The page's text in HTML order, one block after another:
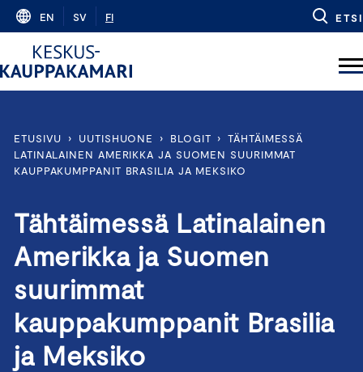
Skip
content
EN SV FI ETSI
ETUSIVU › UUTISHUONE › BLOGIT › TÄHTÄIMESSÄ
LATINALAINEN AMERIKKA JA SUOMEN SUURIMMAT
KAUPPAKUMPPANIT BRASILIA JA MEKSIKO
Tähtäimessä Latinalainen
Amerikka ja Suomen
suurimmat
kauppakumppanit Brasilia
ja Meksiko